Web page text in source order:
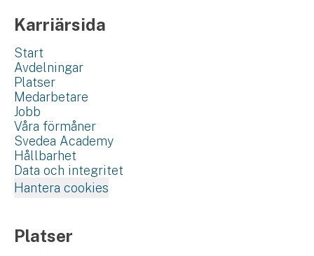
Karriärsida
Start
Avdelningar
Platser
Medarbetare
Jobb
Våra förmåner
Svedea Academy
Hållbarhet
Data och integritet
Hantera cookies
Platser